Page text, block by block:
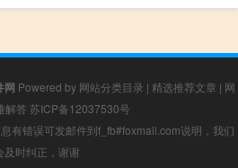
网 Powered by 网站分类目录 | 精选推荐文章 | 网
解答 苏ICP备12037530号
有错误可发邮件到f_fb#foxmail.com说明，我们
及时纠正，谢谢